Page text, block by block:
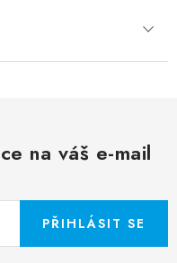
na váš e-mail
PŘIHLÁSIT SE